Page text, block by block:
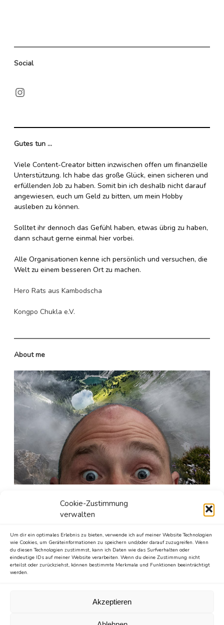
Cookie-Zustimmung
verwalten
Um dir ein optimales Erlebnis zu bieten, verwende ich auf meiner Website Technologien
wie Cookies, um Geräteinformationen zu speichern und/oder darauf zuzugreifen. Wenn
du diesen Technologien zustimmst, kann ich Daten wie das Surfverhalten oder
eindeutige IDs auf meiner Website verarbeiten. Wenn du deine Zustimmung nicht
erteilst oder zurückziehst, können bestimmte Merkmale und Funktionen beeinträchtigt
werden.
Akzeptieren
Social
Instagram
Gutes tun ...
Viele Content-Creator bitten inzwischen offen um finanzielle
Unterstützung. Ich habe das große Glück, einen sicheren und
erfüllenden Job zu haben. Somit bin ich deshalb nicht darauf
angewiesen, euch um Geld zu bitten, um mein Hobby
ausleben zu können.
Solltet ihr dennoch das Gefühl haben, etwas übrig zu haben,
dann schaut gerne einmal hier vorbei.
Alle Organisationen kenne ich persönlich und versuchen, die
Welt zu einem besseren Ort zu machen.
Hero Rats aus Kambodscha
Kongpo Chukla e.V.
About me
Seit gut 25 Jahren ist er in den unergründlichen Weiten
des Internetzes unterwegs.
World Wide Web zu einem besseren Ort zu machen.
Diese Wohlfühloase füttert er seit 2013 mit den besten
Stories, die man aus 26 Buchstaben erschaffen kann.
verschiedener Endgeräte - pirschen, versteckt er sich
Rad und ist ein großer Freund des Reisens.